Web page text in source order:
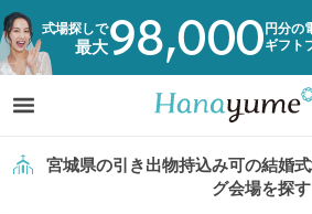
式場探しで
最大98,000 円分の
ギフト
宮城県の引き出物持込み可の結婚
グ会場を探す